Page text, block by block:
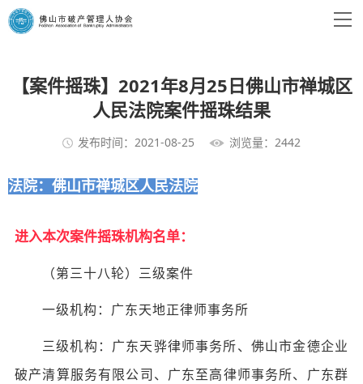
【案件摇珠】2021年8月25日佛山市禅城区
人民法院案件摇珠结果
发布时间：2021-08-25 浏览量：2442
法院：佛山市禅城区人民法院
进入本次案件摇珠机构名单：
（第三十八轮）三级案件
一级机构：广东天地正律师事务所
三级机构：广东天骅律师事务所、佛山市金德企业
破产清算服务有限公司、广东至高律师事务所、广东群